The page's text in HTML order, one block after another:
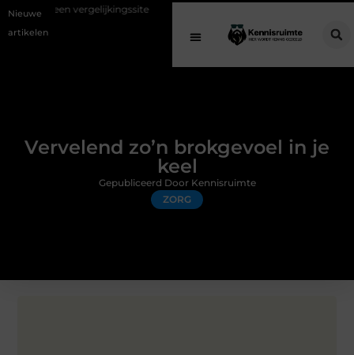
Nieuwe
artikelen
Schenking aan een goed doel: waarom geven
Vervelend zo’n brokgevoel in je
keel
ZORG
Gepubliceerd Door Kennisruimte